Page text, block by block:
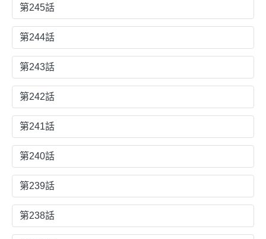
第245話
第244話
第243話
第242話
第241話
第240話
第239話
第238話